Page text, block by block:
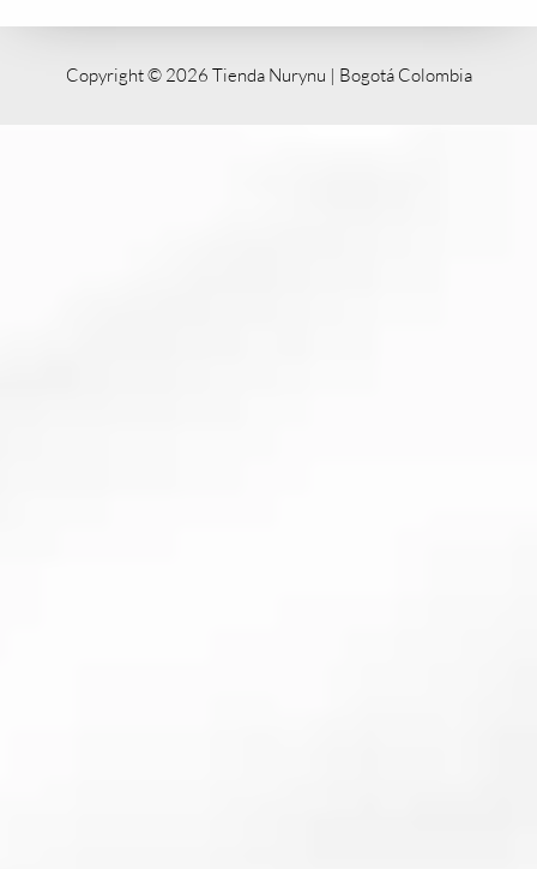
Copyright © 2026 Tienda Nurynu | Bogotá Colombia